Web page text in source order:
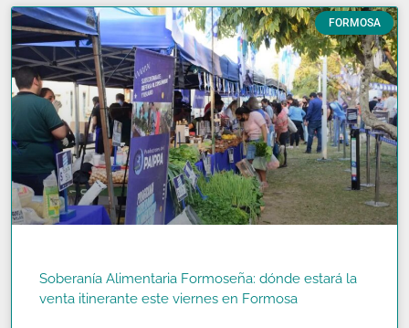
FORMOSA
Soberanía Alimentaria Formoseña: dónde estará la
venta itinerante este viernes en Formosa